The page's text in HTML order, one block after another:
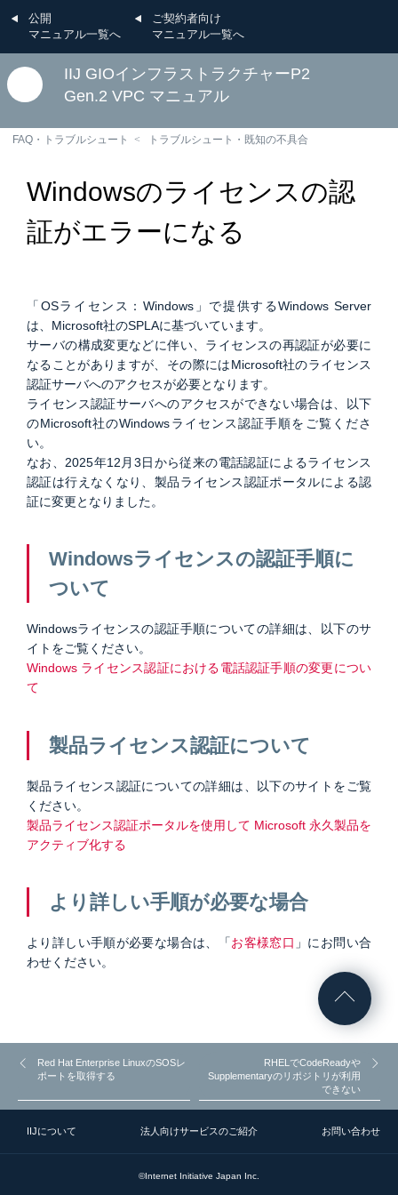
公開
マニュアル一覧へ
ご契約者向け
マニュアル一覧へ
IIJ GIOインフラストラクチャーP2
Gen.2 VPC マニュアル
FAQ・トラブルシュート トラブルシュート・既知の不具合
Windowsのライセンスの認
証がエラーになる
「OSライセンス：Windows」で提供するWindows Server
は、Microsoft社のSPLAに基づいています。
サーバの構成変更などに伴い、ライセンスの再認証が必要に
なることがありますが、その際にはMicrosoft社のライセンス
認証サーバへのアクセスが必要となります。
ライセンス認証サーバへのアクセスができない場合は、以下
のMicrosoft社のWindowsライセンス認証手順をご覧くださ
い。
なお、2025年12月3日から従来の電話認証によるライセンス
認証は行えなくなり、製品ライセンス認証ポータルによる認
証に変更となりました。
Windowsライセンスの認証手順に
ついて
Windowsライセンスの認証手順についての詳細は、以下のサ
イトをご覧ください。
Windows ライセンス認証における電話認証手順の変更につい
て
製品ライセンス認証について
製品ライセンス認証についての詳細は、以下のサイトをご覧
ください。
製品ライセンス認証ポータルを使用して Microsoft 永久製品を
アクティブ化する
より詳しい手順が必要な場合
より詳しい手順が必要な場合は、「お客様窓口 」にお問い合
わせください。
Red Hat Enterprise LinuxのSOSレ
ポートを取得する
RHELでCodeReadyや
Supplementaryのリポジトリが利用
できない
IIJについて 法人向けサービスのご紹介 お問い合わせ
©Internet Initiative Japan Inc.